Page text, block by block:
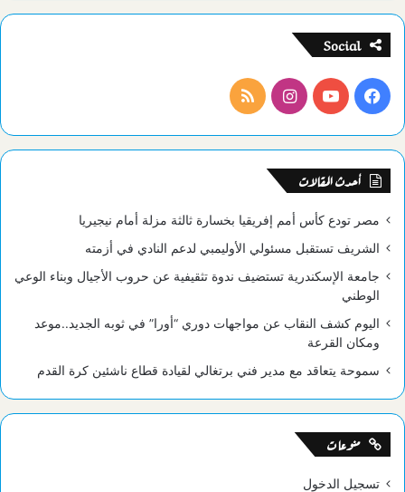
Social
فيسبوكيوتيوبانستقرامملخص
الموقع
أحدث المقالات
مصر تودع كأس أمم إفريقيا بخسارة ثالثة مزلة أمام نيجيريا
الشريف تستقبل مسئولي الأوليمبي لدعم النادي في أزمته
جامعة الإسكندرية تستضيف ندوة تثقيفية عن حروب الأجيال وبناء الوعي
الوطني
اليوم كشف النقاب عن مواجهات دوري “أورا” في ثوبه الجديد..موعد
ومكان القرعة
سموحة يتعاقد مع مدير فني برتغالي لقيادة قطاع ناشئين كرة القدم
منوعات
تسجيل الدخول